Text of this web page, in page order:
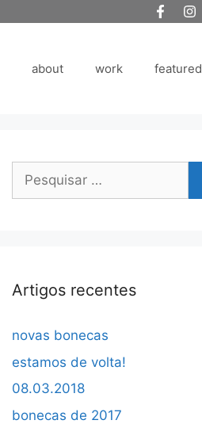
about work featured
Pesquisar
Artigos recentes
novas bonecas
estamos de volta!
08.03.2018
bonecas de 2017